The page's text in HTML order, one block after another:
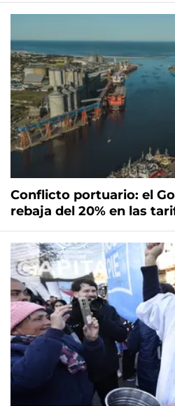
Conflicto portuario: el
rebaja del 20% en las